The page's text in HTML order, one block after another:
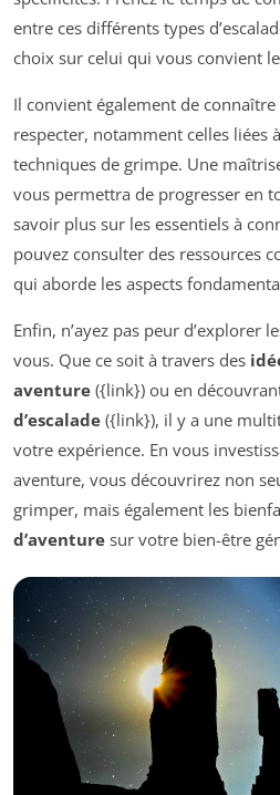
entre ces différents types
choix sur celui qui vous convient
Il convient également de connaître
respecter, notamment celles liées
techniques de grimpe. Une
vous permettra de progresser en
savoir plus sur les essentiels à
pouvez consulter des ressources
qui aborde les aspects
Enfin, n’ayez pas peur d’explorer
vous. Que ce soit à travers des
aventure ({link}) ou en
d’escalade ({link}), il y a une
votre expérience. En vous
aventure, vous découvrirez non
grimper, mais également les
d’aventure sur votre bien-être